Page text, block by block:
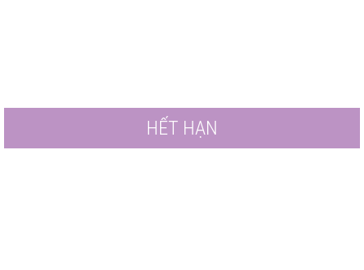
HẾT HẠN